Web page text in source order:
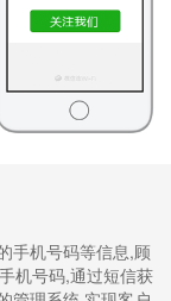
手机号码等信息,顾
机号码,通过短信获